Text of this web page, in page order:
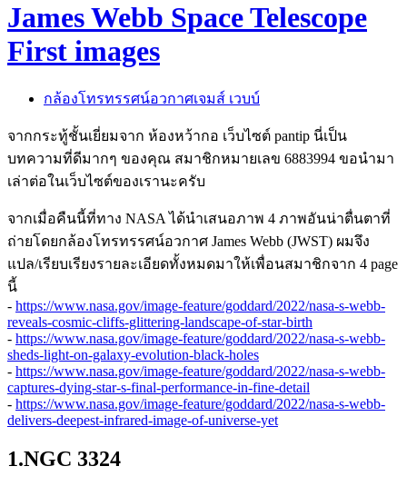
James Webb Space Telescope
First images
กล้องโทรทรรศน์อวกาศเจมส์ เวบบ์
จากกระทู้ชั้นเยี่ยมจาก ห้องหว้ากอ เว็บไซต์ pantip นี่เป็น
บทความที่ดีมากๆ ของคุณ สมาชิกหมายเลข 6883994 ขอนำมา
เล่าต่อในเว็บไซต์ของเรานะครับ
จากเมื่อคืนนี้ที่ทาง NASA ได้นำเสนอภาพ 4 ภาพอันน่าตื่นตาที่
ถ่ายโดยกล้องโทรทรรศน์อวกาศ James Webb (JWST) ผมจึง
แปล/เรียบเรียงรายละเอียดทั้งหมดมาให้เพื่อนสมาชิกจาก 4 page
นี้
- https://www.nasa.gov/image-feature/goddard/2022/nasa-s-webb-
reveals-cosmic-cliffs-glittering-landscape-of-star-birth
- https://www.nasa.gov/image-feature/goddard/2022/nasa-s-webb-
sheds-light-on-galaxy-evolution-black-holes
- https://www.nasa.gov/image-feature/goddard/2022/nasa-s-webb-
captures-dying-star-s-final-performance-in-fine-detail
- https://www.nasa.gov/image-feature/goddard/2022/nasa-s-webb-
delivers-deepest-infrared-image-of-universe-yet
1.NGC 3324